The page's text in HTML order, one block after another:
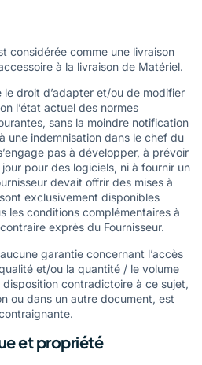
considérée comme une livraison
à la livraison de Matériel.
le droit d’adapter et/ou de modifier
l’état actuel des normes
sans la moindre notification
une indemnisation dans le chef du
pas à développer, à prévoir
pour des logiciels, ni à fournir un
devait offrir des mises à
exclusivement disponibles
les conditions complémentaires à
exprès du Fournisseur.
garantie concernant l’accès
et/ou la quantité / le volume
contradictoire à ce sujet,
ou dans un autre document, est
et propriété